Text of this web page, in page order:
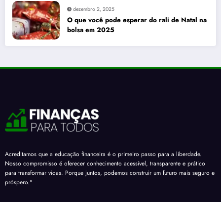
dezembro 2, 2025
O que você pode esperar do rali de Natal na
bolsa em 2025
Acreditamos que a educação financeira é o primeiro passo para a liberdade.
Nosso compromisso é oferecer conhecimento acessível, transparente e prático
para transformar vidas. Porque juntos, podemos construir um futuro mais seguro e
próspero."